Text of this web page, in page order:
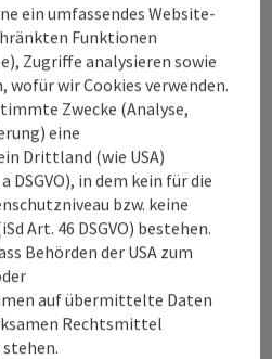
ein umfassendes Website-
Funktionen
Zugriffe analysieren sowie
wir Cookies verwenden.
Zwecke (Analyse,
eine
Drittland (wie USA)
in dem kein für die
bzw. keine
Art. 46 DSGVO) bestehen.
Behörden der USA zum
auf übermittelte Daten
Rechtsmittel